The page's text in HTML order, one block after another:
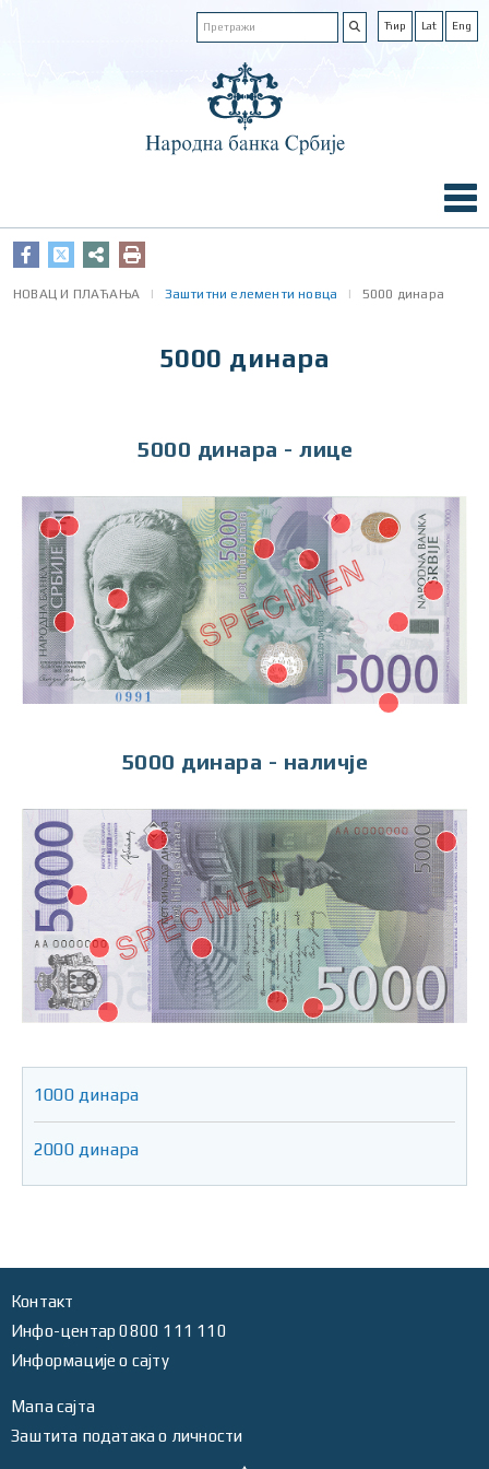
Ћир Lat Eng
НОВАЦ И ПЛАЋАЊА Заштитни елементи новца 5000 динара
5000 динара
5000 динара - лице
5000 динара - наличје
1000 динара
2000 динара
Контакт
Инфо-центар 0800 111 110
Информације о сајту
Мапа сајта
Заштита података о личности